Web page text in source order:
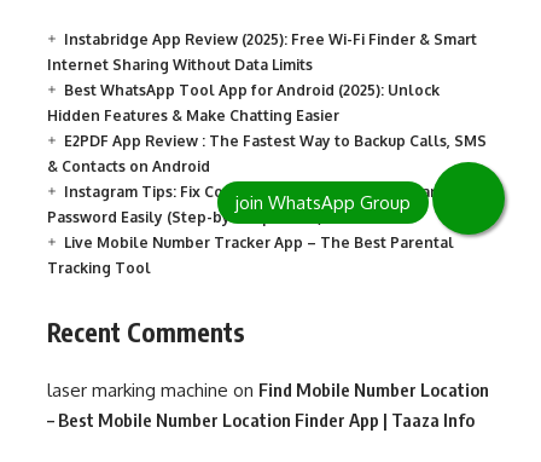
Instabridge App Review (2025): Free Wi-Fi Finder & Smart
Internet Sharing Without Data Limits
Best WhatsApp Tool App for Android (2025): Unlock
Hidden Features & Make Chatting Easier
E2PDF App Review : The Fastest Way to Backup Calls, SMS
& Contacts on Android
Instagram Tips: Fix Compromised Account and Change
Password Easily (Step-by-Step Guide)
Live Mobile Number Tracker App – The Best Parental
Tracking Tool
Recent Comments
laser marking machine on Find Mobile Number Location
– Best Mobile Number Location Finder App | Taaza Info